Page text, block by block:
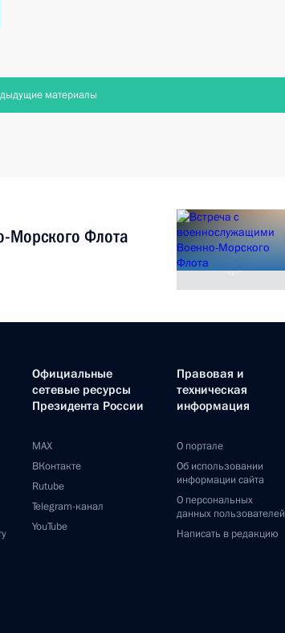
материалы
Морского Флота
Официальные
сетевые ресурсы
Президента России
MAX
ВКонтакте
Rutube
Telegram-канал
YouTube
Правовая и
техническая
информация
О портале
Об использовании
информации сайта
О персональных
данных пользователей
Написать в редакцию